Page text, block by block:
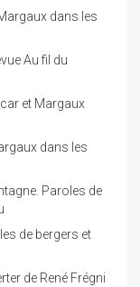
dans les
Au fil du
et Margaux
dans les
Paroles de
de bergers et
de René Frégni